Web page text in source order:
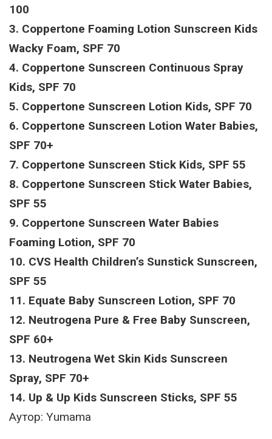
100
3. Coppertone Foaming Lotion Sunscreen Kids
Wacky Foam, SPF 70
4. Coppertone Sunscreen Continuous Spray
Kids, SPF 70
5. Coppertone Sunscreen Lotion Kids, SPF 70
6. Coppertone Sunscreen Lotion Water Babies,
SPF 70+
7. Coppertone Sunscreen Stick Kids, SPF 55
8. Coppertone Sunscreen Stick Water Babies,
SPF 55
9. Coppertone Sunscreen Water Babies
Foaming Lotion, SPF 70
10. CVS Health Children’s Sunstick Sunscreen,
SPF 55
11. Equate Baby Sunscreen Lotion, SPF 70
12. Neutrogena Pure & Free Baby Sunscreen,
SPF 60+
13. Neutrogena Wet Skin Kids Sunscreen
Spray, SPF 70+
14. Up & Up Kids Sunscreen Sticks, SPF 55
Аутор: Yumama